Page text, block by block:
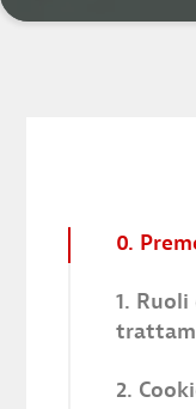
0.
1.
1.1
2.